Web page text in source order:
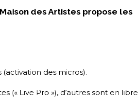
des Artistes propose les
des micros).
(« Live Pro »), d’autres sont en libre